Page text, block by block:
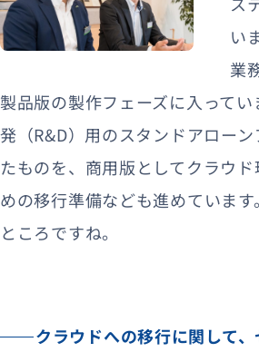
い
業
製品版の製作フェーズに入って
発（R&D）用のスタンドアロー
たものを、商用版としてクラウ
めの移行準備なども進めていま
ところですね。
クラウドへの移行に関して